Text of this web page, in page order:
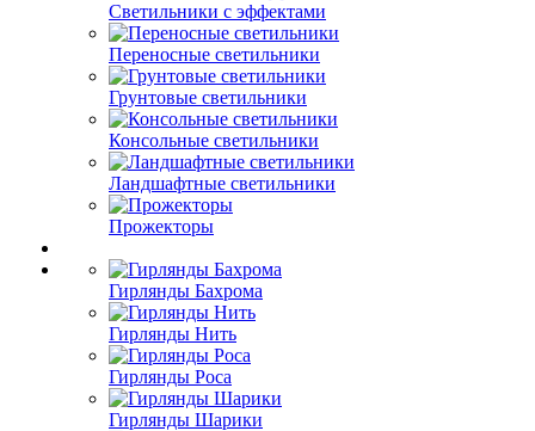
Светильники с эффектами
Переносные светильники
Грунтовые светильники
Консольные светильники
Ландшафтные светильники
Прожекторы
Гирлянды Бахрома
Гирлянды Нить
Гирлянды Роса
Гирлянды Шарики